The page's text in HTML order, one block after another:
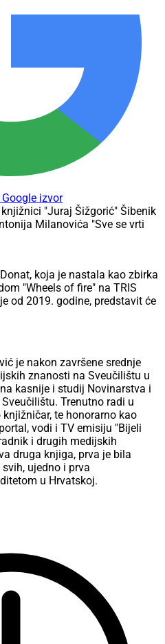
izvor
"Juraj Šižgorić" Šibenik
Milanovića "Sve se vrti
koja je nastala kao zbirka
"Wheels of fire" na TRIS
od 2019. godine, predstavit će
je nakon završene srednje
znanosti na Sveučilištu u
kasnije i studij Novinarstva i
Trenutno radi u
te honorarno kao
vodi i TV emisiju "Bijeli
i drugih medijskih
druga knjiga, prva je bila
ujedno i prva
u Hrvatskoj.